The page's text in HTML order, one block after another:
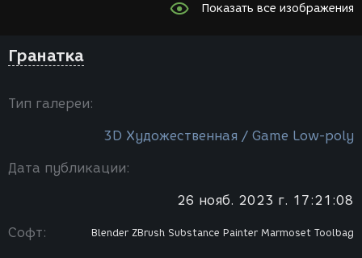
Показать все изображения
Гранатка
Тип галереи:
3D Художественная / Game Low-poly
Дата публикации:
26 нояб. 2023 г. 17:21:08
Софт: Blender ZBrush Substance Painter Marmoset Toolbag